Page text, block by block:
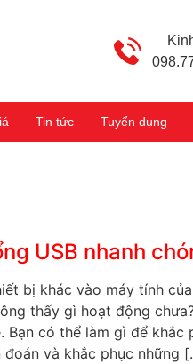
Tin tức Tuyển dụng
USB nhanh
bị khác vào máy tính của
thấy gì hoạt động
Bạn có thể làm gì để khắc
và khắc phục những